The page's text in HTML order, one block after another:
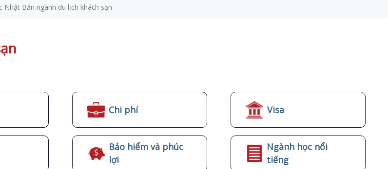
Nhật Bản ngành du lịch khách sạn
Chi phí
Bảo hiểm và phúc
lợi
Visa
Ngành học nổi
tiếng